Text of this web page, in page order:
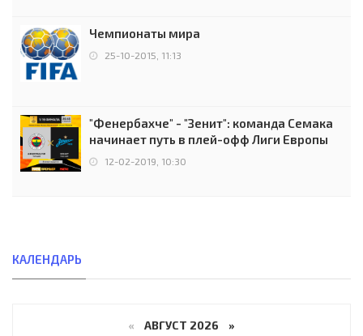
Чемпионаты мира
25-10-2015, 11:13
"Фенербахче" - "Зенит": команда Семака
начинает путь в плей-офф Лиги Европы
12-02-2019, 10:30
КАЛЕНДАРЬ
« АВГУСТ 2026 »